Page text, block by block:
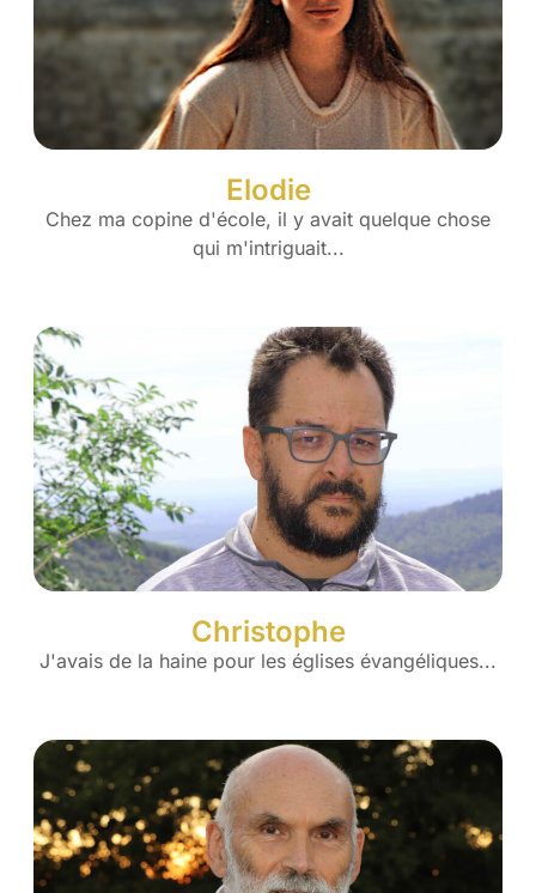
Elodie
Chez ma copine d'école, il y avait quelque chose
qui m'intriguait...
Christophe
J'avais de la haine pour les églises évangéliques...